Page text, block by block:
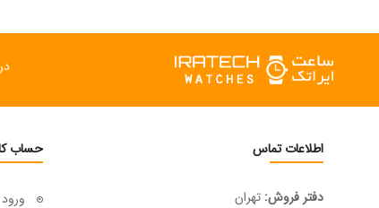
اطلاعات تماس
دفتر فروش: تهران
حساب
ورود